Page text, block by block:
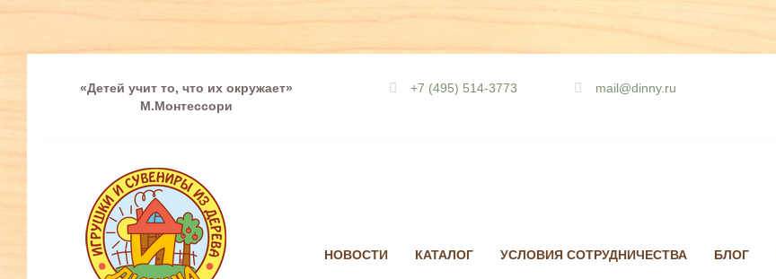
to
«Детей учит то, что их окружает»
М.Монтессори
+7 (495) 514-3773 mail@dinny.ru
НОВОСТИ КАТАЛОГ УСЛОВИЯ СОТРУДНИЧЕСТВА БЛОГ